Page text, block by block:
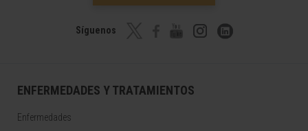
Síguenos
ENFERMEDADES Y TRATAMIENTOS
Enfermedades